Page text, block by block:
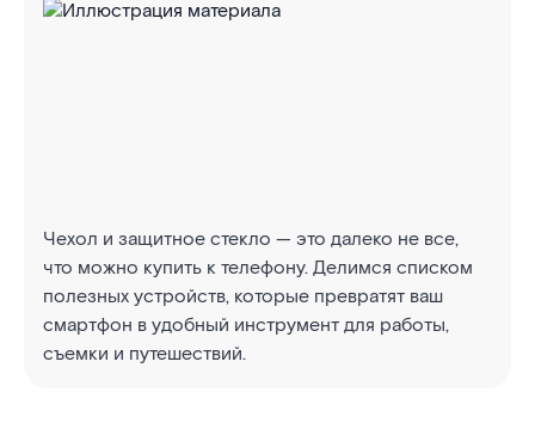
Чехол и защитное стекло — это далеко не все,
что можно купить к телефону. Делимся списком
полезных устройств, которые превратят ваш
смартфон в удобный инструмент для работы,
съемки и путешествий.